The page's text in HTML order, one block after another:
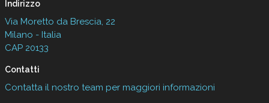
Indirizzo
Via Moretto da Brescia, 22
Milano - Italia
CAP 20133
Contatti
Contatta il nostro team per maggiori informazioni